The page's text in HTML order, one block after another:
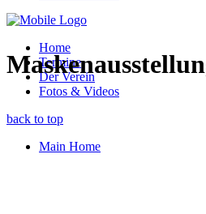
Home
Termine
Der Verein
Fotos & Videos
back to top
Main Home